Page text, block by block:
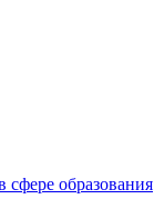
образования